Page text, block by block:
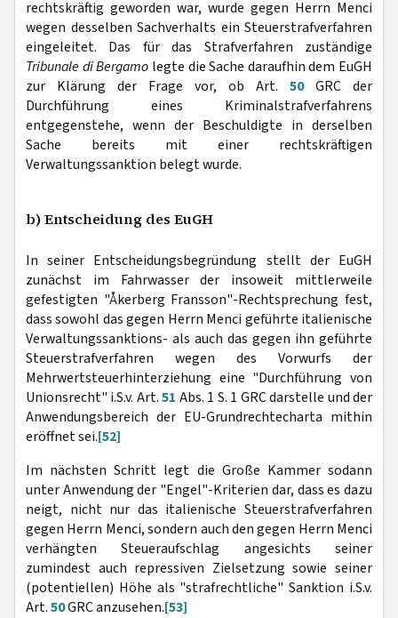
rechtskräftig geworden war, wurde gegen Herrn Menci
wegen desselben Sachverhalts ein Steuerstrafverfahren
eingeleitet. Das für das Strafverfahren zuständige
Tribunale di Bergamo legte die Sache daraufhin dem EuGH
zur Klärung der Frage vor, ob Art. 50GRC der
Durchführung eines Kriminalstrafverfahrens
entgegenstehe, wenn der Beschuldigte in derselben
Sache bereits mit einer rechtskräftigen
Verwaltungssanktion belegt wurde.
b) Entscheidung des EuGH
In seiner Entscheidungsbegründung stellt der EuGH
zunächst im Fahrwasser der insoweit mittlerweile
gefestigten "Åkerberg Fransson"-Rechtsprechung fest,
dass sowohl das gegen Herrn Menci geführte italienische
Verwaltungssanktions- als auch das gegen ihn geführte
Steuerstrafverfahren wegen des Vorwurfs der
Mehrwertsteuerhinterziehung eine "Durchführung von
Unionsrecht" i.S.v. Art.51 Abs. 1 S. 1 GRC darstelle und der
Anwendungsbereich der EU-Grundrechtecharta mithin
eröffnet sei.[52]
Im nächsten Schritt legt die Große Kammer sodann
unter Anwendung der "Engel"-Kriterien dar, dass es dazu
neigt, nicht nur das italienische Steuerstrafverfahren
gegen Herrn Menci, sondern auch den gegen Herrn Menci
verhängten Steueraufschlag angesichts seiner
zumindest auch repressiven Zielsetzung sowie seiner
(potentiellen) Höhe als "strafrechtliche" Sanktion i.S.v.
Art.50GRC anzusehen.[53]